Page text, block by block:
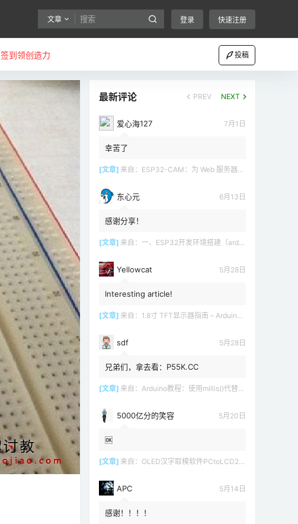
文章 登录 快速注册
签到领创造力 投稿
最新评论 PREV NEXT
爱心海127 7月1日
幸苦了
[文章] 来自： ESP32-CAM：为 Web 服务器（Arduino IDE）设置接入点（AP）
东心元 6月13日
感谢分享！
[文章] 来自： 一、ESP32开发环境搭建（arduino）
Yellowcat 5月28日
Interesting article!
[文章] 来自： 1.8寸 TFT显示器指南 – Arduino教程
sdf 5月28日
兄弟们，拿去看：P55K.CC
[文章] 来自： Arduino教程：使用millis()代替delay()
5000亿分的笑容 5月20日
🆗
[文章] 来自： OLED汉字取模软件PCtoLCD2002 LCD1602
APC 5月14日
感谢！！！！